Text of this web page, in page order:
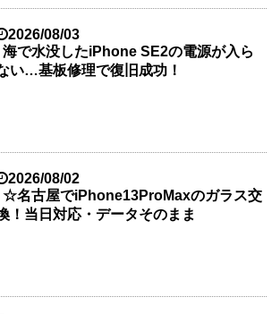
2026/08/03
海で水没したiPhone SE2の電源が入ら
い…基板修理で復旧成功！
2026/08/02
☆名古屋でiPhone13ProMaxのガラス交
！当日対応・データそのまま